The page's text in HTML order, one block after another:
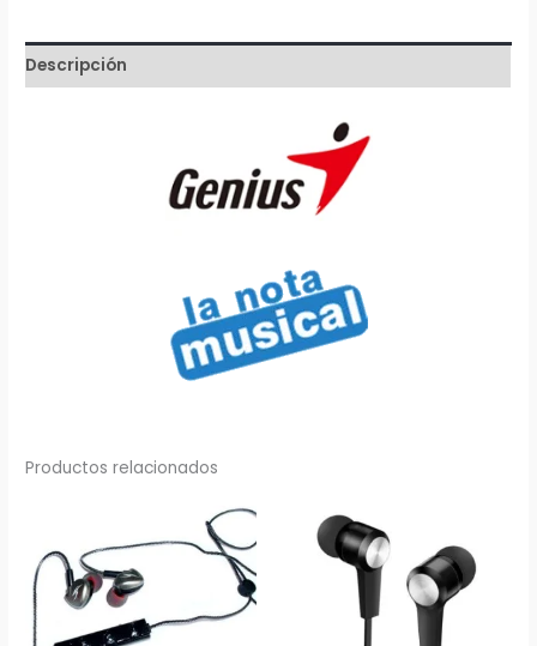
cantidad
Descripción
Productos relacionados